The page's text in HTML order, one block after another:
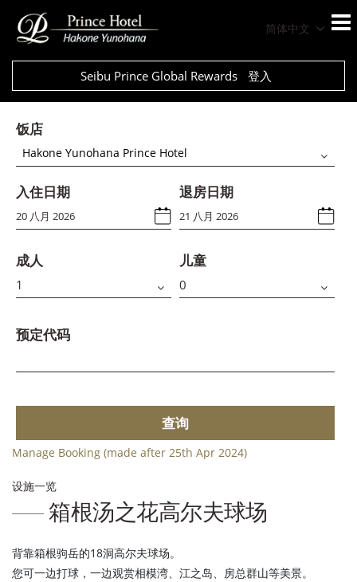
简体中文
Seibu Prince Global Rewards 登入
饭店
Hakone Yunohana Prince Hotel
入住日期 退房日期
成人 儿童
预定代码
查询
Manage Booking (made after 25th Apr 2024)
设施一览
箱根汤之花高尔夫球场
背靠箱根驹岳的18洞高尔夫球场。
您可一边打球，一边观赏相模湾、江之岛、房总群山等美景。